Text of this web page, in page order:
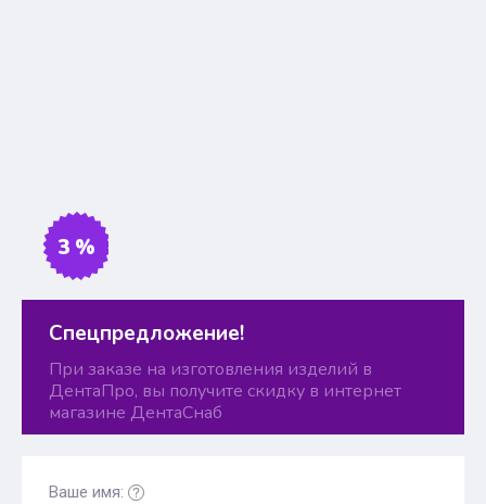
3 %
Спецпредложение!
При заказе на изготовления изделий в
ДентаПро, вы получите скидку в интернет
магазине ДентаСнаб
Ваше имя: